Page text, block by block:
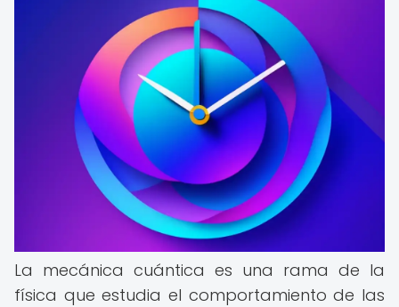
La mecánica cuántica es una rama de la
física que estudia el comportamiento de las